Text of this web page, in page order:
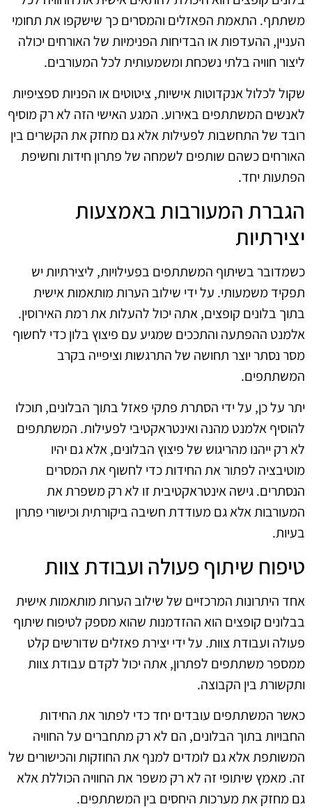
משתתף. התאמת הפאזלים והמסרים כך שישקפו את תחומי
העניין, ההעדפות או הבדיחות הפנימיות של האורחים יכולה
ליצור חוויה בלתי נשכחת ומשמעותית לכל המעורבים.
שקול לכלול אנקדוטות אישיות, ציטוטים או הפניות ספציפיות
לאנשים המשתתפים באירוע. המגע האישי הזה לא רק מוסיף
רובד של התחשבות לפעילות אלא גם מחזק את הקשרים בין
האורחים כשהם שותפים לשמחה של פתרון חידות וחשיפת
הפתעות יחד.
הגברת המעורבות באמצעות
יצירתיות
כשמדובר בשיתוף המשתתפים בפעילויות, ליצירתיות יש
תפקיד משמעותי. על ידי שילוב הערות מותאמות אישית
בתוך בלונים קופצים, אתה יכול להעלות את רמת האירוסין.
אלמנט ההפתעה והתככים שמגיע עם פיצוץ בלון כדי לחשוף
מסר נסתר יוצר תחושה של התרגשות וציפייה בקרב
המשתתפים.
יתר על כן, על ידי הסתרת פתקי פאזל בתוך הבלונים, תוכלו
להוסיף אלמנט מהנה ואינטראקטיבי לפעילות. המשתתפים
לא רק ייהנו מהריגוש של פיצוץ הבלונים, אלא גם יהיו
מוטיבציה לפתור את החידות כדי לחשוף את המסרים
הנסתרים. גישה אינטראקטיבית זו לא רק משפרת את
המעורבות אלא גם מעודדת חשיבה ביקורתית וכישורי פתרון
בעיות.
טיפוח שיתוף פעולה ועבודת צוות
אחד היתרונות המרכזיים של שילוב הערות מותאמות אישית
בבלונים קופצים הוא ההזדמנות שהוא מספק לטיפוח שיתוף
פעולה ועבודת צוות. על ידי יצירת פאזלים שדורשים קלט
ממספר משתתפים לפתרון, אתה יכול לקדם עבודת צוות
ותקשורת בין הקבוצה.
כאשר המשתתפים עובדים יחד כדי לפתור את החידות
החבויות בתוך הבלונים, הם לא רק מתחברים על החוויה
המשותפת אלא גם לומדים למנף את החוזקות והכישורים של
זה. מאמץ שיתופי זה לא רק משפר את החוויה הכוללת אלא
גם מחזק את מערכות היחסים בין המשתתפים.